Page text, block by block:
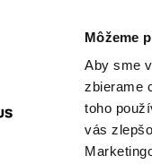
Môžeme
Aby sme
zbierame
toho
vás
Poukážky